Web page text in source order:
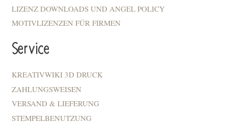
LIZENZ DOWNLOADS UND ANGEL POLICY
MOTIVLIZENZEN FÜR FIRMEN
Service
KREATIVWIKI 3D DRUCK
ZAHLUNGSWEISEN
VERSAND & LIEFERUNG
STEMPELBENUTZUNG